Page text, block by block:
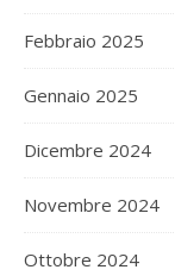
Febbraio 2025
Gennaio 2025
Dicembre 2024
Novembre 2024
Ottobre 2024